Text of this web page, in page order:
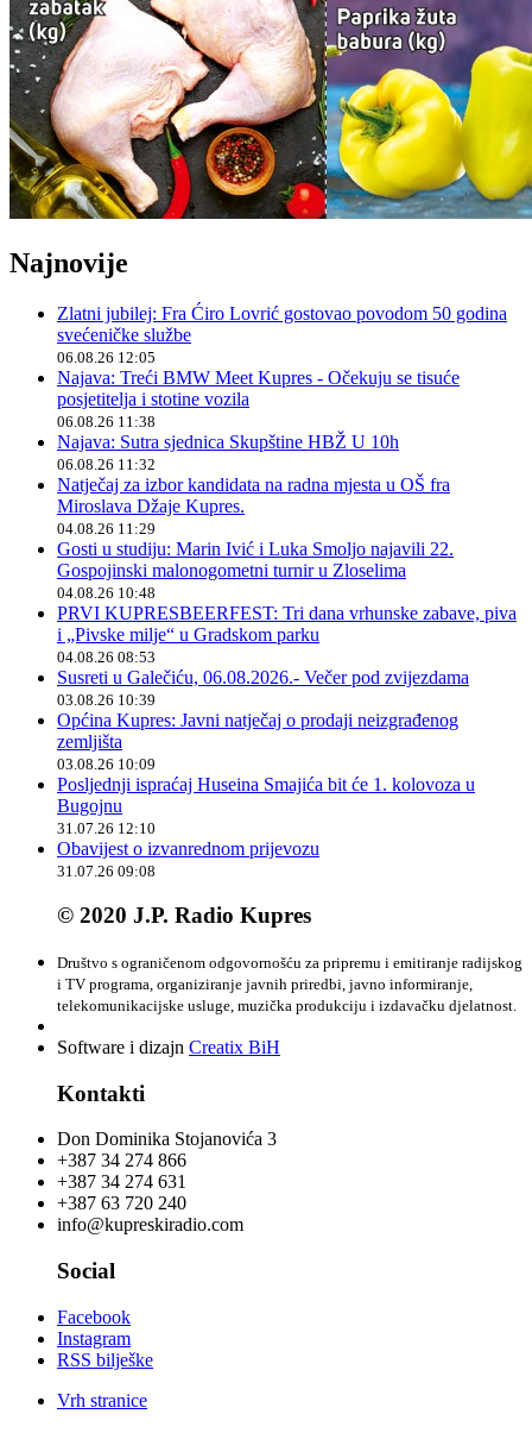
Najnovije
Zlatni jubilej: Fra Ćiro Lovrić gostovao povodom 50 godina
svećeničke službe
06.08.26 12:05
Najava: Treći BMW Meet Kupres - Očekuju se tisuće
posjetitelja i stotine vozila
06.08.26 11:38
Najava: Sutra sjednica Skupštine HBŽ U 10h
06.08.26 11:32
Natječaj za izbor kandidata na radna mjesta u OŠ fra
Miroslava Džaje Kupres.
04.08.26 11:29
Gosti u studiju: Marin Ivić i Luka Smoljo najavili 22.
Gospojinski malonogometni turnir u Zloselima
04.08.26 10:48
PRVI KUPRESBEERFEST: Tri dana vrhunske zabave, piva
i „Pivske milje“ u Gradskom parku
04.08.26 08:53
Susreti u Galečiću, 06.08.2026.- Večer pod zvijezdama
03.08.26 10:39
Općina Kupres: Javni natječaj o prodaji neizgrađenog
zemljišta
03.08.26 10:09
Posljednji ispraćaj Huseina Smajića bit će 1. kolovoza u
Bugojnu
31.07.26 12:10
Obavijest o izvanrednom prijevozu
31.07.26 09:08
© 2020 J.P. Radio Kupres
Društvo s ograničenom odgovornošću za pripremu i emitiranje radijskog
i TV programa, organiziranje javnih priredbi, javno informiranje,
telekomunikacijske usluge, muzička produkciju i izdavačku djelatnost.
Software i dizajn Creatix BiH
Kontakti
Don Dominika Stojanovića 3
+387 34 274 866
+387 34 274 631
+387 63 720 240
info@kupreskiradio.com
Social
Facebook
Instagram
RSS bilješke
Vrh stranice